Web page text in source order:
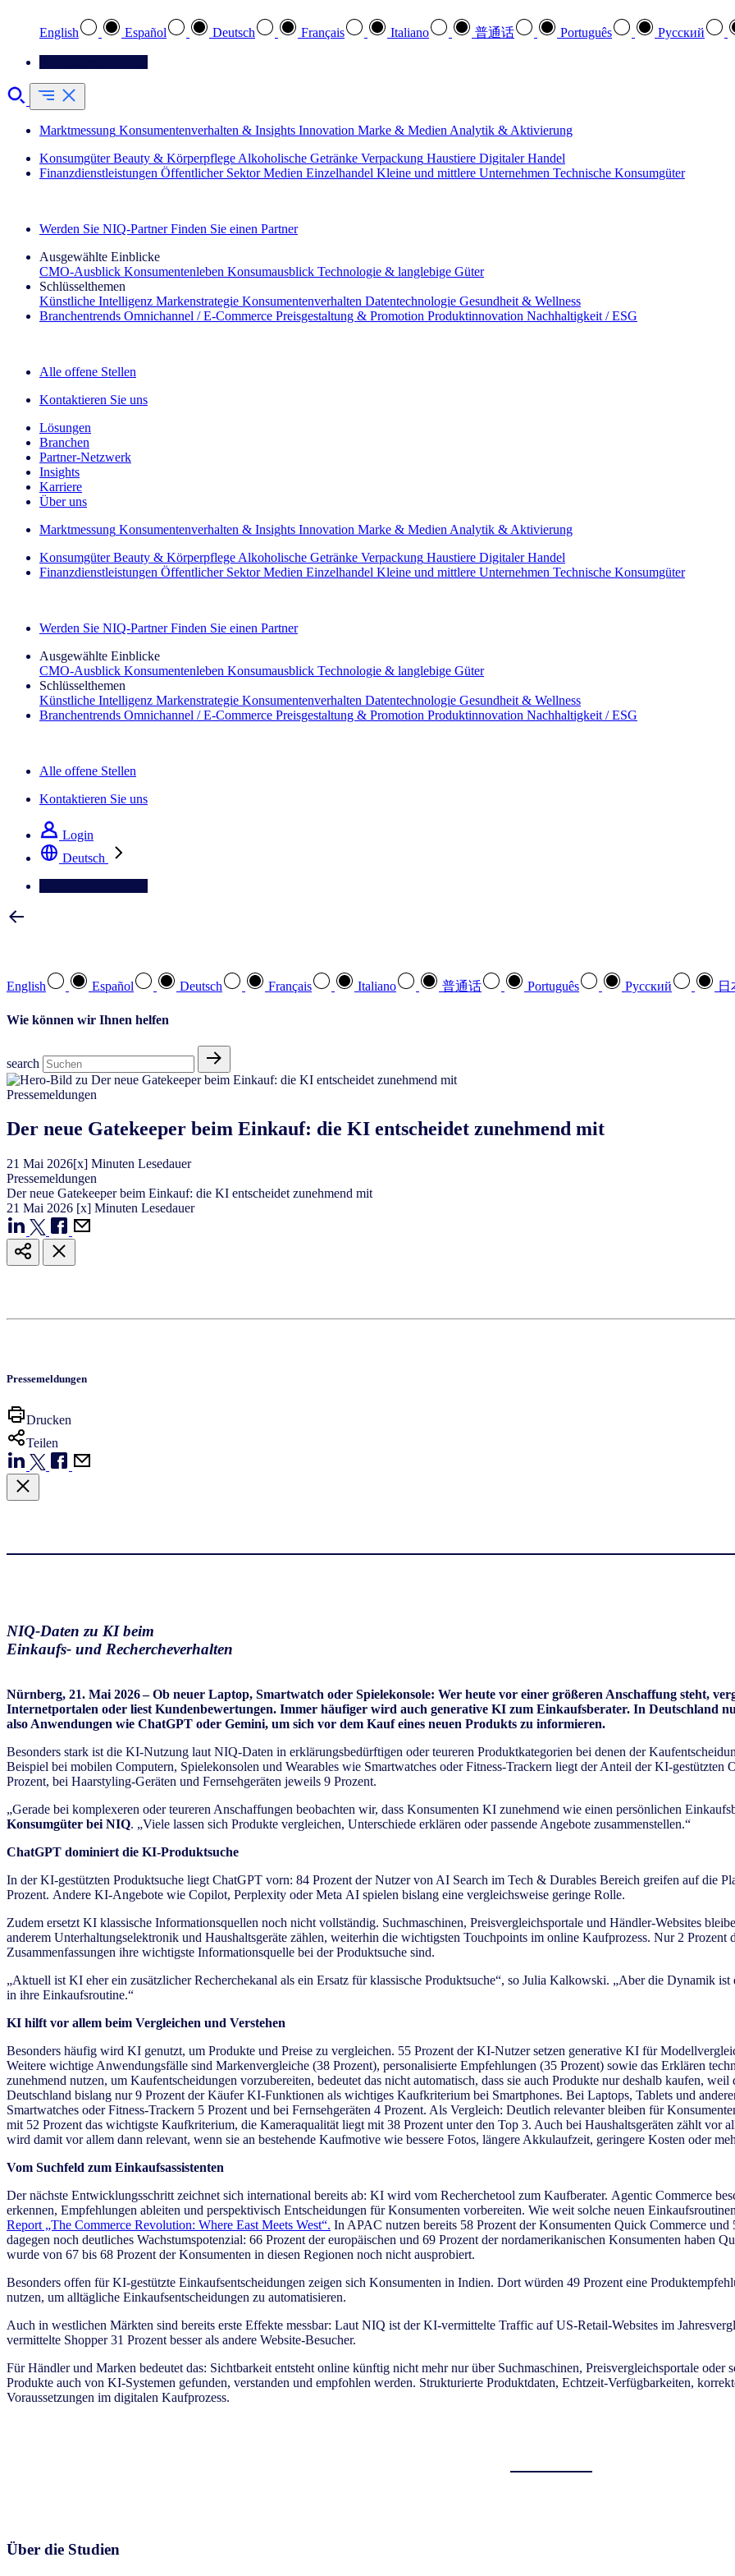
English Español Deutsch Français Italiano 普通话 Português Pусский
Marktmessung Konsumentenverhalten & Insights Innovation Marke & Medien Analytik & Aktivierung
Konsumgüter Beauty & Körperpflege Alkoholische Getränke Verpackung Haustiere Digitaler Handel
Finanzdienstleistungen Öffentlicher Sektor Medien Einzelhandel Kleine und mittlere Unternehmen Technische Konsumgüter
Werden Sie NIQ-Partner Finden Sie einen Partner
Ausgewählte Einblicke
CMO‑Ausblick Konsumentenleben Konsumausblick Technologie & langlebige Güter
Schlüsselthemen
Künstliche Intelligenz Markenstrategie Konsumentenverhalten Datentechnologie Gesundheit & Wellness
Branchentrends Omnichannel / E‑Commerce Preisgestaltung & Promotion Produktinnovation Nachhaltigkeit / ESG
Alle offene Stellen
Kontaktieren Sie uns
Lösungen
Branchen
Partner-Netzwerk
Insights
Karriere
Über uns
Marktmessung Konsumentenverhalten & Insights Innovation Marke & Medien Analytik & Aktivierung
Konsumgüter Beauty & Körperpflege Alkoholische Getränke Verpackung Haustiere Digitaler Handel
Finanzdienstleistungen Öffentlicher Sektor Medien Einzelhandel Kleine und mittlere Unternehmen Technische Konsumgüter
Werden Sie NIQ-Partner Finden Sie einen Partner
Ausgewählte Einblicke
CMO‑Ausblick Konsumentenleben Konsumausblick Technologie & langlebige Güter
Schlüsselthemen
Künstliche Intelligenz Markenstrategie Konsumentenverhalten Datentechnologie Gesundheit & Wellness
Branchentrends Omnichannel / E‑Commerce Preisgestaltung & Promotion Produktinnovation Nachhaltigkeit / ESG
Alle offene Stellen
Kontaktieren Sie uns
Login
Deutsch
English Español Deutsch Français Italiano 普通话 Português Pусский 日
Wie können wir Ihnen helfen
search
Pressemeldungen
​​Der neue Gatekeeper beim Einkauf: die KI entscheidet zunehmend mit ​​
21 Mai 2026[x] Minuten Lesedauer
Pressemeldungen
​​Der neue Gatekeeper beim Einkauf: die KI entscheidet zunehmend mit ​​
21 Mai 2026 [x] Minuten Lesedauer
Pressemeldungen
Drucken
Teilen
NIQ-Daten zu KI beim
Einkaufs- und Rechercheverhalten
Nürnberg, 21. Mai 2026 – Ob neuer Laptop, Smartwatch oder Spielekonsole: Wer heute vor einer größeren Anschaffung steht,
Internetportalen oder liest Kundenbewertungen. Immer häufiger wird auch generative KI zum Einkaufsberater. In Deutschland
also Anwendungen wie ChatGPT oder Gemini, um sich vor dem Kauf eines neuen Produkts zu informieren.
Besonders stark ist die KI-Nutzung laut NIQ-Daten in erklärungsbedürftigen oder teureren Produktkategorien bei denen der
Beispiel bei mobilen Computern, Spielekonsolen und Wearables wie Smartwatches oder Fitness-Trackern liegt der Anteil der KI-gestützten
Prozent, bei Haarstyling-Geräten und Fernsehgeräten jeweils 9 Prozent.
„Gerade bei komplexeren oder teureren Anschaffungen beobachten wir, dass Konsumenten KI zunehmend wie einen persönlichen
Konsumgüter bei NIQ. „Viele lassen sich Produkte vergleichen, Unterschiede erklären oder passende Angebote zusammenstellen.“
ChatGPT dominiert die KI-Produktsuche
In der KI-gestützten Produktsuche liegt ChatGPT vorn: 84 Prozent der Nutzer von AI Search im Tech & Durables Bereich greifen auf die
Prozent. Andere KI-Angebote wie Copilot, Perplexity oder Meta AI spielen bislang eine vergleichsweise geringe Rolle.
Zudem ersetzt KI klassische Informationsquellen noch nicht vollständig. Suchmaschinen, Preisvergleichsportale und Händler-Websites
anderem Unterhaltungselektronik und Haushaltsgeräte zählen, weiterhin die wichtigsten Touchpoints im online Kaufprozess. Nur 2
Zusammenfassungen ihre wichtigste Informationsquelle bei der Produktsuche sind.
„Aktuell ist KI eher ein zusätzlicher Recherchekanal als ein Ersatz für klassische Produktsuche“, so Julia Kalkowski. „Aber die Dynamik
in ihre Einkaufsroutine.“
KI hilft vor allem beim Vergleichen und Verstehen
Besonders häufig wird KI genutzt, um Produkte und Preise zu vergleichen. 55 Prozent der KI-Nutzer setzen generative KI für
Weitere wichtige Anwendungsfälle sind Markenvergleiche (38 Prozent), personalisierte Empfehlungen (35 Prozent) sowie das Erklären
zunehmend nutzen, um Kaufentscheidungen vorzubereiten, bedeutet das nicht automatisch, dass sie auch Produkte nur deshalb kaufen,
Deutschland bislang nur 9 Prozent der Käufer KI-Funktionen als wichtiges Kaufkriterium bei Smartphones. Bei Laptops, Tablets und
Smartwatches oder Fitness-Trackern 5 Prozent und bei Fernsehgeräten 4 Prozent. Als Vergleich: Deutlich relevanter bleiben für
mit 52 Prozent das wichtigste Kaufkriterium, die Kameraqualität liegt mit 38 Prozent unter den Top 3. Auch bei Haushaltsgeräten zählt vor
wird damit vor allem dann relevant, wenn sie an bestehende Kaufmotive wie bessere Fotos, längere Akkulaufzeit, geringere Kosten oder
Vom Suchfeld zum Einkaufsassistenten
Der nächste Entwicklungsschritt zeichnet sich international bereits ab: KI wird vom Recherchetool zum Kaufberater. Agentic Commerce
erkennen, Empfehlungen ableiten und perspektivisch Entscheidungen für Konsumenten vorbereiten. Wie weit solche neuen
Report „The Commerce Revolution: Where East Meets West“. In APAC nutzen bereits 58 Prozent der Konsumenten Quick Commerce
dagegen noch deutliches Wachstumspotenzial: 66 Prozent der europäischen und 69 Prozent der nordamerikanischen Konsumenten haben
wurde von 67 bis 68 Prozent der Konsumenten in diesen Regionen noch nicht ausprobiert.
Besonders offen für KI-gestützte Einkaufsentscheidungen zeigen sich Konsumenten in Indien. Dort würden 49 Prozent eine
nutzen, um alltägliche Einkaufsentscheidungen zu automatisieren.
Auch in westlichen Märkten sind bereits erste Effekte messbar: Laut NIQ ist der KI-vermittelte Traffic auf US-Retail-Websites im
vermittelte Shopper 31 Prozent besser als andere Website-Besucher.
Für Händler und Marken bedeutet das: Sichtbarkeit entsteht online künftig nicht mehr nur über Suchmaschinen, Preisvergleichsportale
Produkte auch von KI-Systemen gefunden, verstanden und empfohlen werden. Strukturierte Produktdaten, Echtzeit-Verfügbarkeiten,
Voraussetzungen im digitalen Kaufprozess.
Über die Studien